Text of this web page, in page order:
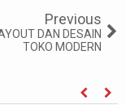
Previous
DAN DESAIN
TOKO MODERN